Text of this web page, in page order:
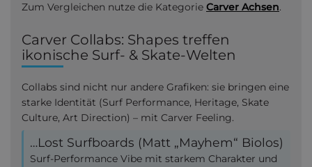
Zum Vergleichen nutze die Kategorie Carver Achsen.
Carver Collabs: Shapes treffen
ikonische Surf- & Skate-Welten
Collabs sind nicht nur andere Grafiken: sie bringen eine
starke Identität (Surf Performance, Heritage, Skate
Culture, Art Direction) – mit Carver Feeling.
…Lost Surfboards (Matt „Mayhem“ Biolos)
Surf-Performance Vibe mit starkem Charakter und